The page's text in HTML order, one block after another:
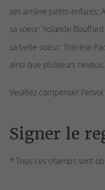
ses arrière petits-enfants:
sa soeur: Yolande
sa belle-soeur: Thérèse
ainsi que plusieurs
Veuillez compenser
Signer le
* Tous ces champs sont